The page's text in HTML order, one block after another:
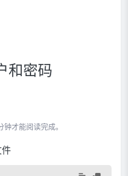
和密码
才能阅读完成。